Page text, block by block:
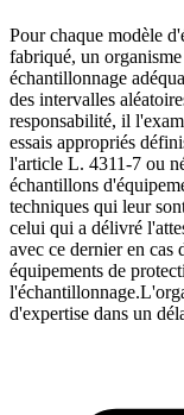
Pour chaque modèle
fabriqué, un
échantillonnage
des intervalles
responsabilité, il
essais appropriés
l'article L. 4311-7 ou
échantillons
techniques qui leur
celui qui a délivré
avec ce dernier en
équipements de
d'expertise dans un